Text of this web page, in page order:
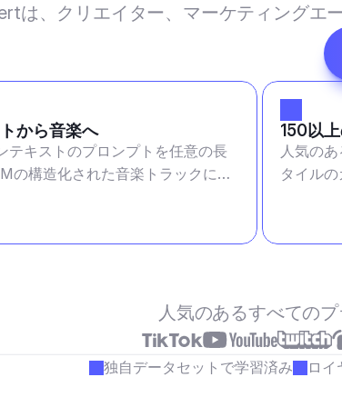
は、クリエイター、マーケティングエ
から音楽へ
テキストのプロンプトを任意の長
の構造化された音楽トラックに変
150以
人気の
タイル
人気のあるすべての
独自データセットで学習済み ロイ